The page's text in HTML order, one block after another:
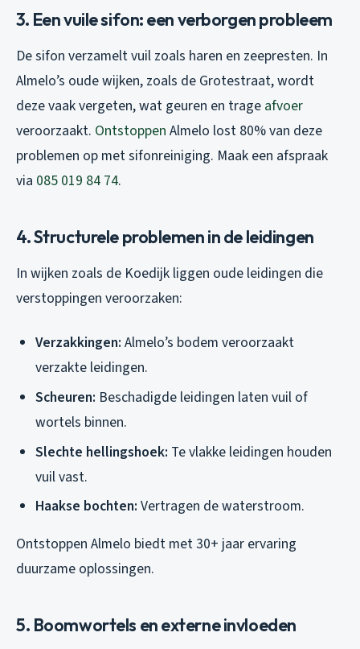
3. Een vuile sifon: een verborgen probleem
De sifon verzamelt vuil zoals haren en zeepresten. In
Almelo’s oude wijken, zoals de Grotestraat, wordt
deze vaak vergeten, wat geuren en trage afvoer
veroorzaakt. Ontstoppen Almelo lost 80% van deze
problemen op met sifonreiniging. Maak een afspraak
via 085 019 84 74.
4. Structurele problemen in de leidingen
In wijken zoals de Koedijk liggen oude leidingen die
verstoppingen veroorzaken:
Verzakkingen: Almelo’s bodem veroorzaakt
verzakte leidingen.
Scheuren: Beschadigde leidingen laten vuil of
wortels binnen.
Slechte hellingshoek: Te vlakke leidingen houden
vuil vast.
Haakse bochten: Vertragen de waterstroom.
Ontstoppen Almelo biedt met 30+ jaar ervaring
duurzame oplossingen.
5. Boomwortels en externe invloeden